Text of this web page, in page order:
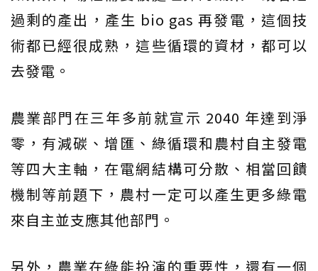
過剩的產出，產生 bio gas 再發電，這個技
術都已經很成熟，這些循環的資材，都可以
去發電。
農業部門在三年多前就宣示 2040 年達到淨
零，有減碳、增匯、綠循環和農村自主發電
等四大主軸，在電網結構可分散、相當回饋
機制等前題下，農村一定可以產生更多綠電
來自主並支應其他部門。
另外，農業在綠能扮演的重要性，還有一個